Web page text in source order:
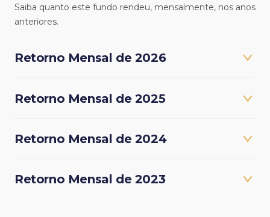
Saiba quanto este fundo rendeu, mensalmente, nos anos
anteriores.
Retorno Mensal de 2026
Retorno Mensal de 2025
Retorno Mensal de 2024
Retorno Mensal de 2023